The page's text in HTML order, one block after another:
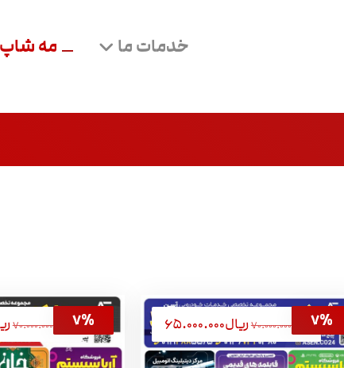
خدمات ما مه شاپ
ریال۷۰.۰۰۰.۰۰۰ریال۶۵.۰۰۰.۰۰۰ ریال۷۰.۰۰۰.۰۰۰
۷%